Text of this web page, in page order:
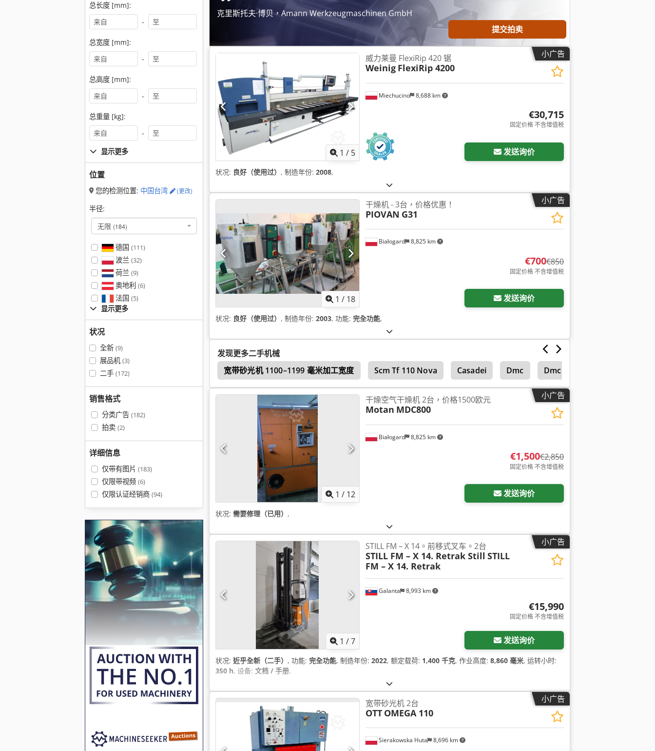
总长度 [mm]:
-
总宽度 [mm]:
-
总高度 [mm]:
-
总重量 [kg]:
-
显示更多
位置
您的检测位置: 中国台湾 (更改)
半径:
无限 (184)
德国 (111)
波兰 (32)
荷兰 (9)
奥地利 (6)
法国 (5)
显示更多
状况
全新 (9)
展品机 (3)
二手 (172)
销售格式
分类广告 (182)
拍卖 (2)
详细信息
仅带有图片 (183)
仅限带视频 (6)
仅限认证经销商 (94)
克里斯托夫·博贝，Amann Werkzeugmaschinen GmbH
提交拍卖
小广告
1 / 5
Miechucino 8,688 km
威力莱曼 FlexiRip 420 锯
Weinig FlexiRip 4200
€30,715
固定价格 不含增值税
发送询价
状况: 良好（使用过） , 制造年份: 2008,
小广告
1 / 18
Białogard 8,825 km
干燥机 - 3台，价格优惠！
PIOVAN G31
€700€850
固定价格 不含增值税
发送询价
状况: 良好（使用过） , 制造年份: 2003, 功能: 完全功能,
发现更多二手机械
宽带砂光机 1100–1199 毫米加工宽度
Scm Tf 110 Nova Casadei Dmc Dmc 165
Adler
小广告
1 / 12
Białogard 8,825 km
干燥空气干燥机 2台，价格1500欧元
Motan MDC800
€1,500€2,850
固定价格 不含增值税
发送询价
状况: 需要修理（已用） ,
小广告
1 /7
Galanta 8,993 km
STILL FM – X 14。前移式叉车。2台
STILL FM – X 14. Retrak Still STILL
FM – X 14. Retrak
€15,990
固定价格 不含增值税
发送询价
状况: 近乎全新（二手） , 功能: 完全功能, 制造年份: 2022, 额定载荷: 1,400 千克, 作业高度: 8,860 毫米, 运转小时:
350 h, 设备: 文档 / 手册,
小广告
Sierakowska Huta 8,696 km
宽带砂光机 2台
OTT OMEGA 110